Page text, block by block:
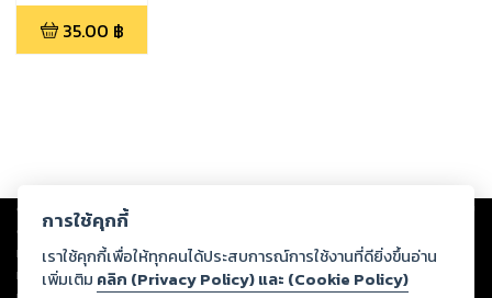
35.00 ฿
Copyright © 2026
ต่อผลงานหรือเนื้อหาใดที่อัปโหลดผ่านเว็บไซต์และปรากฏว่าละเมิดสิทธิใน
ทรัพย์สินทางปัญญาของบุคคลอื่นหรือขัดต่อกฎหมายและศีลธรรม ดังนั้น ผู้อ่าน
ทุกท่านโปรดใช้วิจารณญาณในการกลั่นกรองด้วยตนเอง และหากท่านพบว่าส่วน
การใช้คุกกี้
เราใช้คุกกี้เพื่อให้ทุกคนได้ประสบการณ์การใช้งานที่ดียิ่งขึ้นอ่าน
เพิ่มเติม คลิก (Privacy Policy) และ (Cookie Policy)